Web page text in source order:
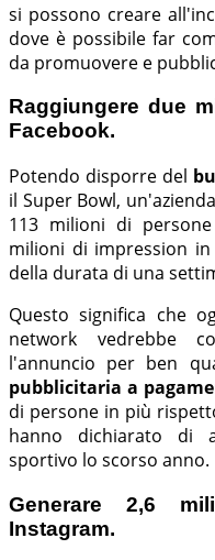
si possono creare
dove è possibile far
da promuovere e
Raggiungere due
Facebook.
Potendo disporre del
il Super Bowl,
113 milioni di
milioni di impression in
della durata di una
Questo significa che
network vedrebbe
l'annuncio per ben
pubblicitaria a
di persone in più
hanno dichiarato di
sportivo lo scorso anno.
Generare 2,6
Instagram.